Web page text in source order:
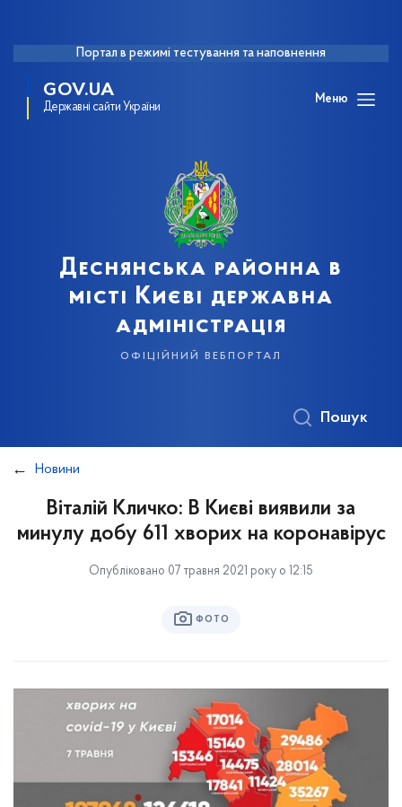
Портал в режимі тестування та наповнення
GOV.UA
Державні сайти України
Меню
Деснянська районна в
місті Києві державна
адміністрація
офіційний вебпортал
Пошук
Новини
Віталій Кличко: В Києві виявили за
минулу добу 611 хворих на коронавірус
Опубліковано 07 травня 2021 року о 12:15
ФОТО